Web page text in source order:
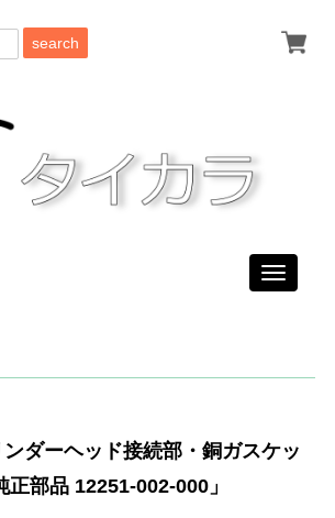
search
Toggle
ダーヘッド接続部・銅ガスケッ
部品 12251-002-000」